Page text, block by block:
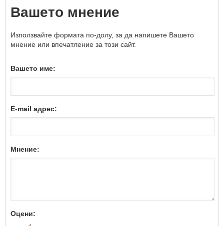
Вашето мнение
Използвайте формата по-долу, за да напишете Вашето
мнение или впечатление за този сайт.
Вашето име:
E-mail адрес:
Мнение:
Оцени: